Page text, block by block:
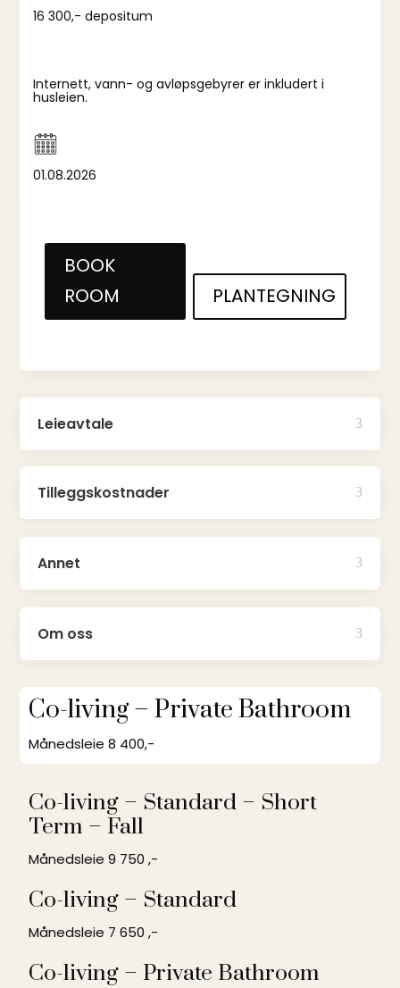
Co-living – Private Bathroom
Månedsleie 8 400,-
Co-living – Standard – Short
Term – Fall
Månedsleie9 750,-
Co-living – Standard
Månedsleie 7 650,-
Co-living – Private Bathroom
16 300,- depositum
Internett, vann- og avløpsgebyrer er inkludert i
husleien.
01.08.2026
BOOK
ROOM
PLANTEGNING
Leieavtale
Tilleggskostnader
Annet
Om oss